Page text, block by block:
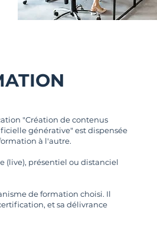
"Création de contenus
générative" est dispensée
à l'autre.
(live), présentiel ou distanciel
de formation choisi. Il
et sa délivrance